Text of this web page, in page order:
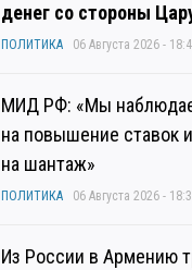
денег со стороны
ПОЛИТИКА 06 Августа 2026 -
МИД РФ: «Мы
на повышение ставок
на шантаж»
ПОЛИТИКА 06 Августа 2026 -
Из России в Армению